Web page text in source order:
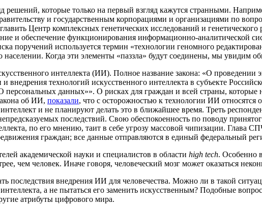
которые только на первый взгляд кажутся странными.
и государственным корпорациями и организациями по
Центр комплексных генетических исследований и
и обеспечение функционирования информационно-аналитической
поручений используется термин «технологии геномного
Когда эти элементы «паззла» будут соединены, мы увидим
интеллекта (ИИ). Полное название закона: «О проведении
внедрения технологий искусственного интеллекта в субъекте
данных»». О рисках для граждан и всей страны, которые
об ИИ, показали, что с осторожностью к технологии ИИ относятся
и не планируют делать это в ближайшее время. Треть
последствий. Свою обеспокоенность по поводу
по его мнению, таит в себе угрозу массовой чипизации. Глава
граждан; все данные отправляются в единый федеральный
академической науки и специалистов в области high tech. Особенно
чем человек. Иначе говоря, человеческий мозг может оказаться
последствия внедрения ИИ для человечества. Можно ли в такой
а не пытаться его заменить искусственным? Подобные
атрибуты цифрового мира.